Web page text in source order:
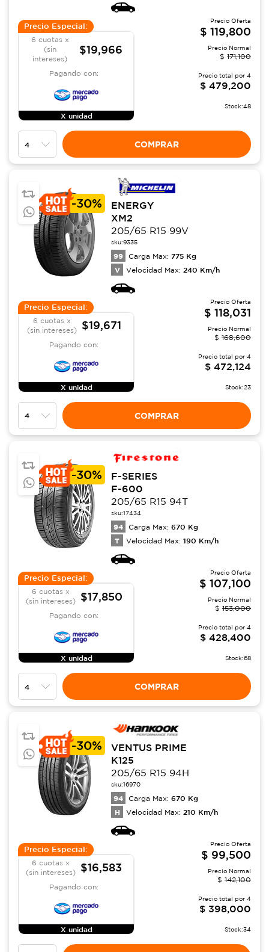
Precio Especial:
6 cuotas x
(sin
intereses)
$19,966
Pagando con:
X unidad
Precio Oferta
$ 119,800
Precio Normal
$ 171,100
Precio total por 4
$ 479,200
Stock:48
COMPRAR
-30%
ENERGY
XM2
205/65 R15 99V
sku:9335
99 Carga Max: 775 Kg
V Velocidad Max: 240 Km/h
Precio Especial:
6 cuotas x
(sin intereses)
$19,671
Pagando con:
X unidad
Precio Oferta
$ 118,031
Precio Normal
$ 168,600
Precio total por 4
$ 472,124
Stock:23
COMPRAR
-30%
F-SERIES
F-600
205/65 R15 94T
sku:17434
94 Carga Max: 670 Kg
T Velocidad Max: 190 Km/h
Precio Especial:
6 cuotas x
(sin intereses)
$17,850
Pagando con:
X unidad
Precio Oferta
$ 107,100
Precio Normal
$ 153,000
Precio total por 4
$ 428,400
Stock:68
COMPRAR
-30%
VENTUS PRIME
K125
205/65 R15 94H
sku:16970
94 Carga Max: 670 Kg
H Velocidad Max: 210 Km/h
Precio Especial:
6 cuotas x
(sin intereses)
$16,583
Pagando con:
X unidad
Precio Oferta
$ 99,500
Precio Normal
$ 142,100
Precio total por 4
$ 398,000
Stock:34